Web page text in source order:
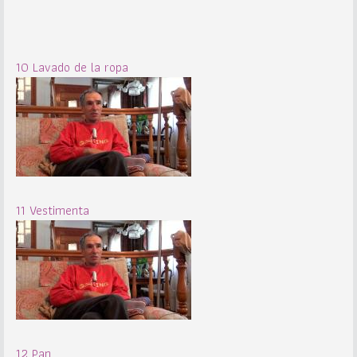
10 Lavado de la ropa
11 Vestimenta